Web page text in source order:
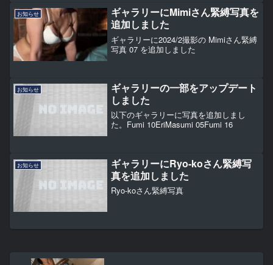
お知らせ
ギャラリーにMimiさん緊縛写真を
追加しました
ギャラリーに2024/2撮影の Mimiさん緊縛
写真 07 を追加しました
お知らせ
ギャラリーの一部をアップデート
しました
以下のギャラリーに写真を追加しまし
た。Fumi 10EriMasumi 05Fumi 16
お知らせ
ギャラリーにRyo-koさん緊縛写
真を追加しました
Ryo-koさん緊縛写真